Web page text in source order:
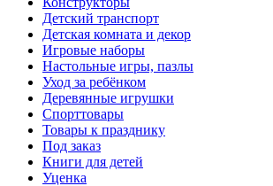
Детский транспорт
Детская комната и декор
Игровые наборы
Настольные игры, пазлы
Уход за ребёнком
Деревянные игрушки
Спорттовары
Товары к празднику
Под заказ
Книги для детей
Уценка